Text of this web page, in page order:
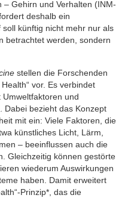
– Gehirn und Verhalten (INM-
deshalb ein
künftig nicht mehr nur als
betrachtet werden, sondern
stellen die Forschenden
vor. Es verbindet
und
Dabei bezieht das Konzept
mit ein: Viele Faktoren, die
künstliches Licht, Lärm,
– beeinflussen auch die
Gleichzeitig können gestörte
wiederum Auswirkungen
haben. Damit erweitert
Prinzip*, das die